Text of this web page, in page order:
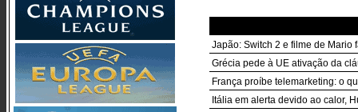
Japão: Switch 2 e filme de Mario
Grécia pede à UE ativação da
França proíbe telemarketing: o
Itália em alerta devido ao calor,